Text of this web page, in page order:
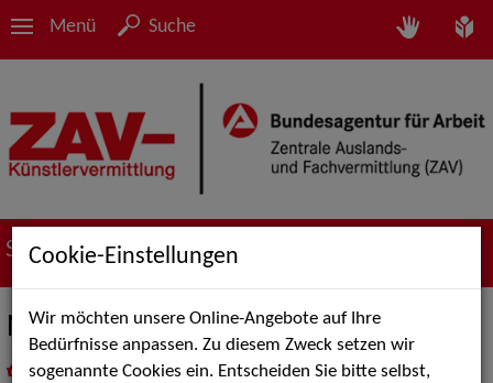
Menü Suche
Suche nach Künstler*innen
Nils Müller
als PDF speichern
inMeine Merklistelegen
Cookie-Einstellungen
Wir möchten unsere Online-Angebote auf Ihre
Bedürfnisse anpassen. Zu diesem Zweck setzen wir
sogenannte Cookies ein. Entscheiden Sie bitte selbst,